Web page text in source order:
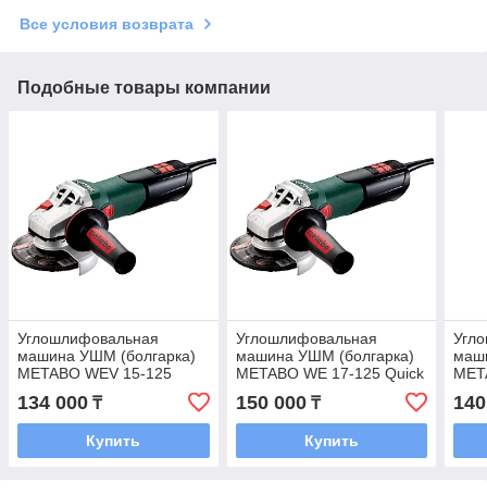
Все условия возврата
Подобные товары компании
Углошлифовальная
машина УШМ (болгарка)
METABO WEV 15-125
134 000 ₸
Купить
Углошлифовальная
машина УШМ (болгарка)
METABO WE 17-125 Quick
150 000₸
Купить